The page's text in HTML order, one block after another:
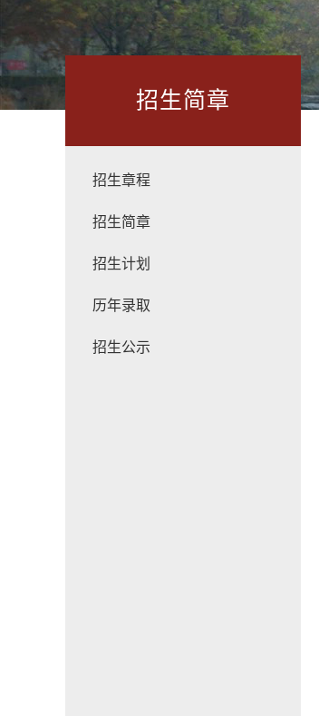
招生简章
招生章程
招生简章
招生计划
历年录取
招生公示